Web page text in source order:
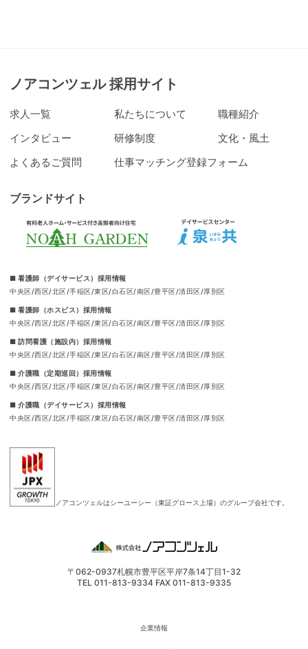
ノアコンツェル 採用サイト
求人一覧 私たちについて
職種紹介
インタビュー
研修制度
文化・風土
よくあるご質問
仕事マッチング登録フォーム
ブランドサイト
■ 介護職（定期巡回）採用情報
中央区 西区 北区 手稲区 東区 白石区 南区 豊平区 清田区 厚別区
■ 介護職（デイサービス）採用情報
中央区 西区 北区 手稲区 東区 白石区 南区 豊平区 清田区 厚別区
■ 訪問看護（施設内）採用情報
中央区 西区 北区 手稲区 東区 白石区 南区 豊平区 清田区 厚別区
■ 看護師（デイサービス）採用情報
中央区 西区 北区 手稲区 東区 白石区 南区 豊平区 清田区 厚別区
■ 看護師（ホスピス）採用情報
中央区 西区 北区 手稲区 東区 白石区 南区 豊平区 清田区 厚別区
ノアコンツェルはシーユーシー（東証グロース上場）のグループ会社です。
〒062-0937札幌市豊平区平岸7条14丁目1-32
TEL 011-813-9334 FAX 011-813-9335
企業情報